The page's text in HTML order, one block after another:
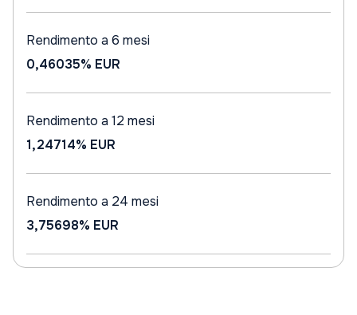
Rendimento a 6 mesi
0,46035% EUR
Rendimento a 12 mesi
1,24714% EUR
Rendimento a 24 mesi
3,75698% EUR